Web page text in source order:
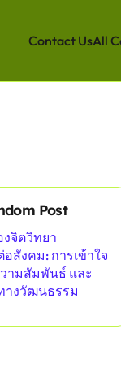
Contact UsAll
Post
จิตวิทยา
สังคม: การเข้าใจ
ามสัมพันธ์ และ
างวัฒนธรรม